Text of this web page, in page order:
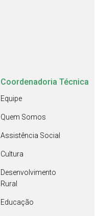
Coordenadoria Técnica
Equipe
Quem Somos
Assistência Social
Cultura
Desenvolvimento
Rural
Educação